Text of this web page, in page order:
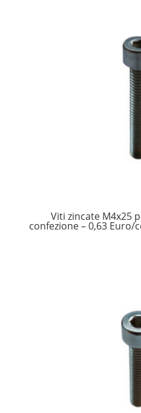
Viti zincate M4x25
confezione – 0,63 Euro/